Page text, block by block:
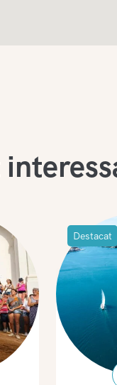
Destacat